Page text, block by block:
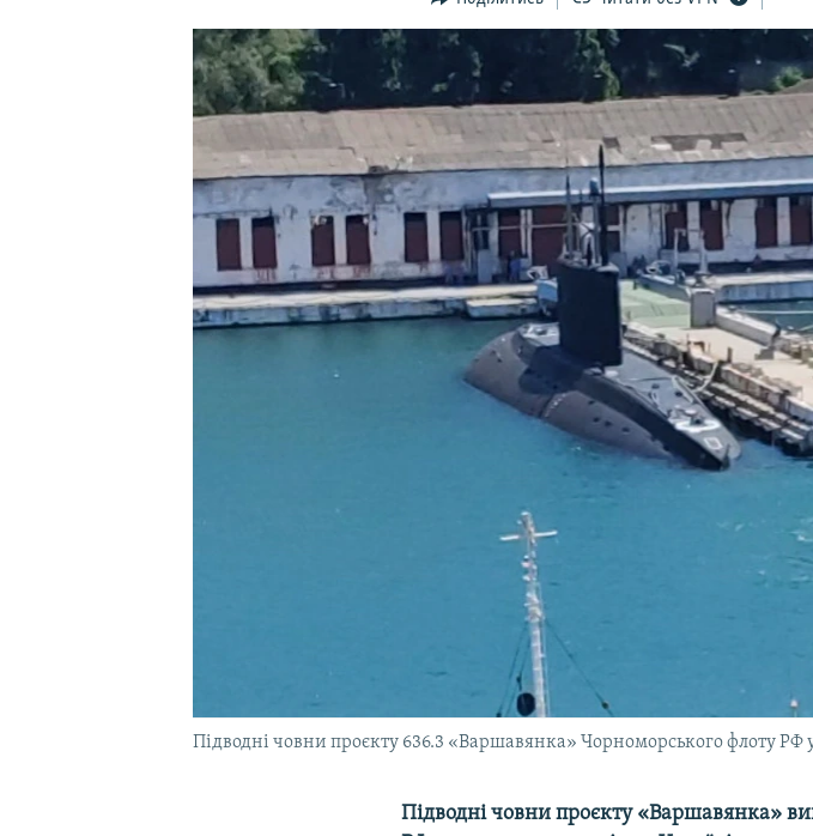
УКРАЇНСЬКА ПРОБЛЕМА КРИМУ
Підводні човни проєкту 636.3 «Варшавянка» Чорноморського флоту РФ
Підводні човни проєкту «Варшавянка»